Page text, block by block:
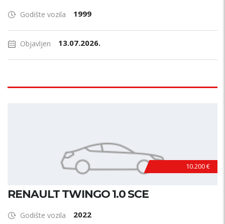
Godište vozila 1999
Objavljen 13.07.2026.
10.200 €
RENAULT TWINGO 1.0 SCE
Godište vozila 2022